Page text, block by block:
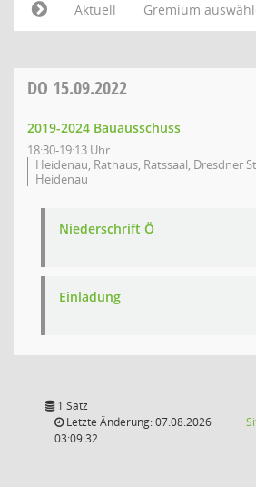
Aktuell
Gremium
DO 15.09.2022
2019-2024 Bauausschuss
18:30-19:13 Uhr
Heidenau, Rathaus, Ratssaal, Dresdner
Heidenau
Niederschrift Ö
Einladung
1 Satz
Letzte Änderung: 07.08.2026
03:09:32